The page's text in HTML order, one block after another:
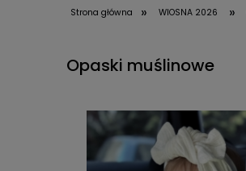
ZIMA 2025 w AGUU KIDS
Strona główna » WIOSNA 2026 »
Opaski muślinowe